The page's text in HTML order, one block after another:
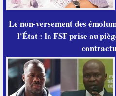
Le non-versement des
l'État : la FSF prise au